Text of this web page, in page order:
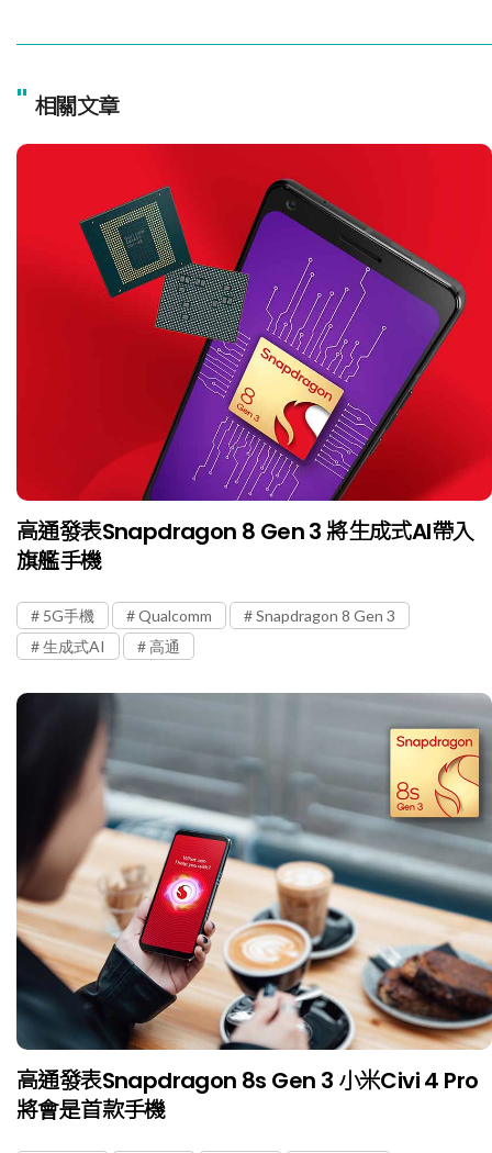
" 相關文章
高通發表Snapdragon 8 Gen 3 將生成式AI帶入
旗艦手機
5G手機 Qualcomm
Snapdragon 8 Gen 3
生成式AI
高通
高通發表Snapdragon 8s Gen 3 小米Civi 4 Pro
將會是首款手機